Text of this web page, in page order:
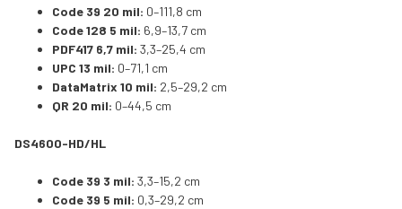
Code 39 20 mil: 0–111,8 cm
Code 128 5 mil: 6,9–13,7 cm
PDF417 6,7 mil: 3,3–25,4 cm
UPC 13 mil: 0–71,1 cm
DataMatrix 10 mil: 2,5–29,2 cm
QR 20 mil: 0–44,5 cm
DS4600-HD/HL
Code 39 3 mil: 3,3–15,2 cm
Code 39 5 mil: 0,3–29,2 cm